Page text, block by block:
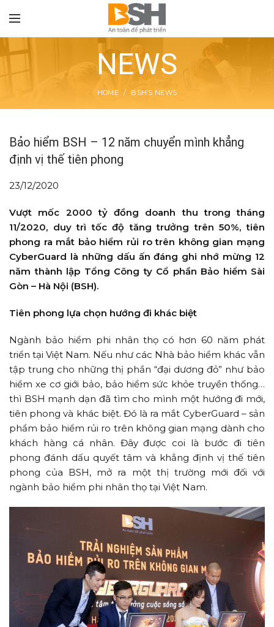
NEWS
HOME BSH’S NEWS
Bảo hiểm BSH – 12 năm chuyển mình khẳng
định vị thế tiên phong
23/12/2020
Vượt mốc 2000 tỷ đồng doanh thu trong tháng
11/2020, duy trì tốc độ tăng trưởng trên 50%, tiên
phong ra mắt bảo hiểm rủi ro trên không gian mạng
CyberGuard là những dấu ấn đáng ghi nhớ mừng 12
năm thành lập Tổng Công ty Cổ phần Bảo hiểm Sài
Gòn – Hà Nội (BSH).
Tiên phong lựa chọn hướng đi khác biệt
Ngành bảo hiểm phi nhân thọ có hơn 60 năm phát
triển tại Việt Nam. Nếu như các Nhà bảo hiểm khác vẫn
tập trung cho những thị phần “đại dương đỏ” như bảo
hiểm xe cơ giới bảo, bảo hiểm sức khỏe truyền thống…
thì BSH mạnh dạn đã tìm cho mình một hướng đi mới,
tiên phong và khác biệt. Đó là ra mắt CyberGuard – sản
phẩm bảo hiểm rủi ro trên không gian mạng dành cho
khách hàng cá nhân. Đây được coi là bước đi tiên
phong đánh dấu quyết tâm và khẳng định vị thế tiên
phong của BSH, mở ra một thị trường mới đối với
ngành bảo hiểm phi nhân thọ tại Việt Nam.